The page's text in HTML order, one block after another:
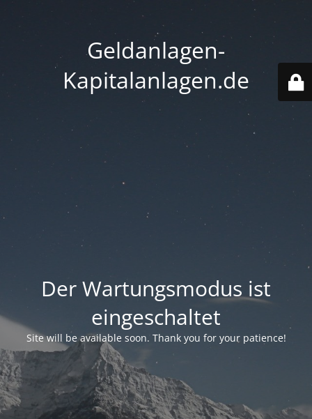
Geldanlagen-
Kapitalanlagen.de
Der Wartungsmodus ist
eingeschaltet
Site will be available soon. Thank you for your patience!